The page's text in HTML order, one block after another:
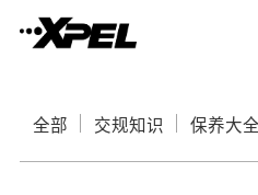
全部 交规知识 保养大全